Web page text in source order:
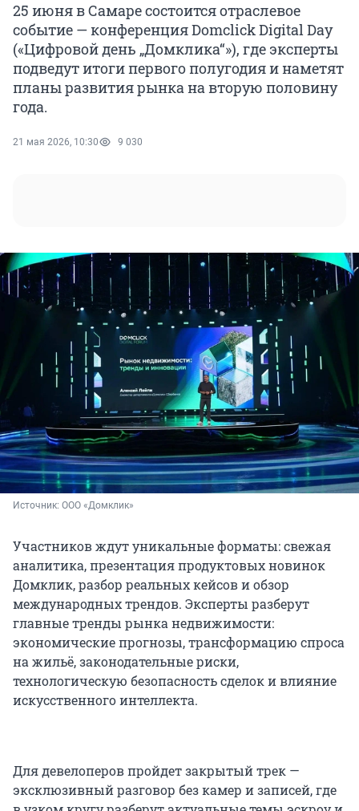
25 июня в Самаре состоится отраслевое
событие — конференция Domclick Digital Day
(«Цифровой день „Домклика“»), где эксперты
подведут итоги первого полугодия и наметят
планы развития рынка на вторую половину
года.
21 мая 2026, 10:30 9 030
Источник: ООО «Домклик»
Участников ждут уникальные форматы: свежая
аналитика, презентация продуктовых новинок
Домклик, разбор реальных кейсов и обзор
международных трендов. Эксперты разберут
главные тренды рынка недвижимости:
экономические прогнозы, трансформацию спроса
на жильё, законодательные риски,
технологическую безопасность сделок и влияние
искусственного интеллекта.
Для девелоперов пройдет закрытый трек —
эксклюзивный разговор без камер и записей, где